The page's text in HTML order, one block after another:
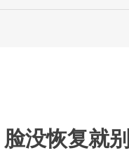
脸没恢复就